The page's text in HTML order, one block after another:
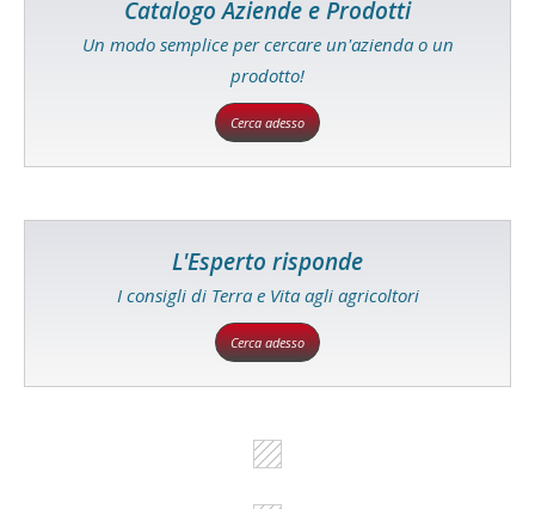
Catalogo Aziende e Prodotti
Un modo semplice per cercare un'azienda o un
prodotto!
Cerca adesso
L'Esperto risponde
I consigli di Terra e Vita agli agricoltori
Cerca adesso